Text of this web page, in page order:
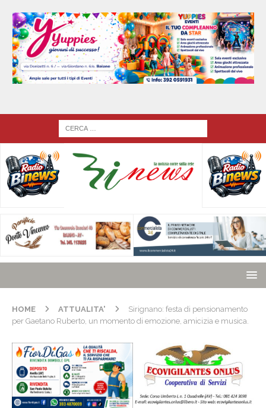
HOME ATTUALITA'
Sirignano: festa di pensionamento
per Gaetano Ruberto, un momento di emozione, amicizia e musica.